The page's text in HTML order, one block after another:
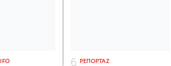
ΡΕΠΟΡΤΑΖ